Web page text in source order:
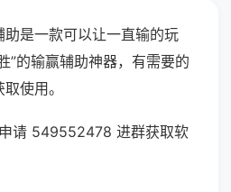
是一款可以让一直输的玩
”的输赢辅助神器，有需要的
使用。
请 549552478 进群获取软